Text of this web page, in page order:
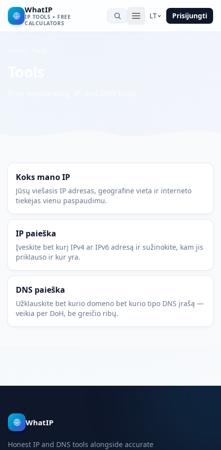
🌐
WhatIP
IP TOOLS + FREE
CALCULATORS
LT Prisijungti
Koks mano IP
Jūsų viešasis IP adresas, geografinė vieta ir interneto
tiekėjas vienu paspaudimu.
IP paieška
Įveskite bet kurį IPv4 ar IPv6 adresą ir sužinokite, kam jis
priklauso ir kur yra.
DNS paieška
Užklauskite bet kurio domeno bet kurio tipo DNS įrašą —
veikia per DoH, be greičio ribų.
🌐 WhatIP
Honest IP and DNS tools alongside accurate